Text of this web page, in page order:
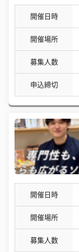
開催日時
開催場所
募集人数
申込締切
開催日時
開催場所
募集人数